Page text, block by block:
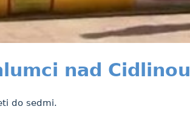
nad Cidlinou
do sedmi.